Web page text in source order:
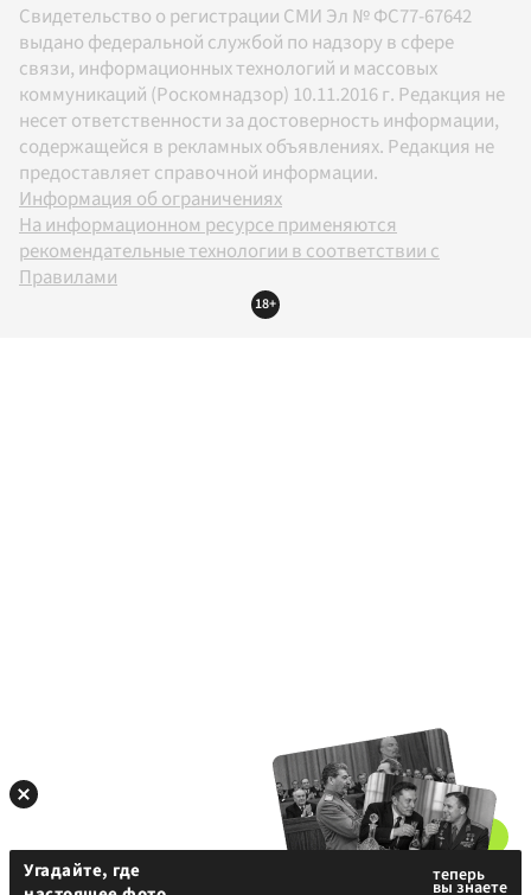
Свидетельство о регистрации СМИ Эл № ФС77-67642
выдано федеральной службой по надзору в сфере
связи, информационных технологий и массовых
коммуникаций (Роскомнадзор) 10.11.2016 г. Редакция не
несет ответственности за достоверность информации,
содержащейся в рекламных объявлениях. Редакция не
предоставляет справочной информации.
Информация об ограничениях
На информационном ресурсе применяются
рекомендательные технологии в соответствии с
Правилами
18+
Угадайте, где